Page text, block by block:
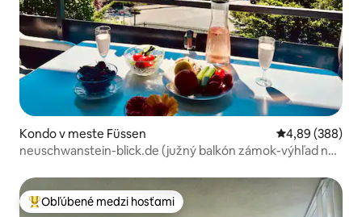
Kondo v meste Füssen Priemerné
4,89 (388)
neuschwanstein-blick.de (južný balkón zámok-výhľad na
Najobľúbenejšie medzi hosťami
Obľúbené medzi hosťami